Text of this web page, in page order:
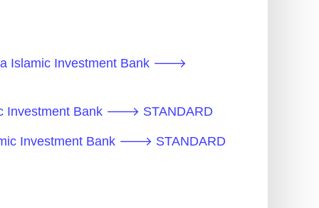
Islamic Investment Bank 🡒
Investment Bank 🡒 STANDARD
Investment Bank 🡒 STANDARD